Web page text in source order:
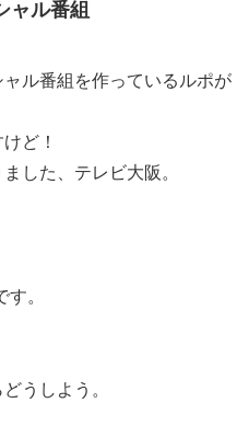
ャル番組
ル番組を作っているルポが
ど！
した、テレビ大阪。
。
うしよう。